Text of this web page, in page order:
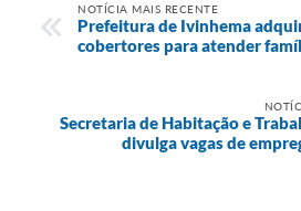
NOTÍCIA MAIS RECENTE
Prefeitura de Ivinhema
cobertores para atender
Secretaria de Habitação e
divulga vagas de